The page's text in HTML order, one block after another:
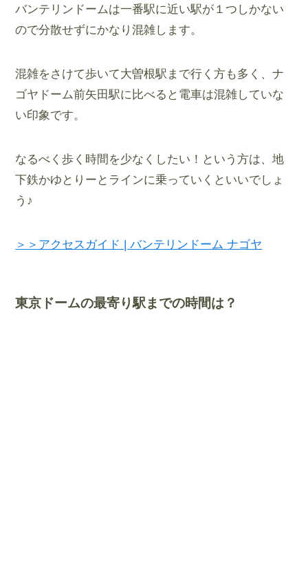
バンテリンドームは一番駅に近い駅が１つしかない
ので分散せずにかなり混雑します。
混雑をさけて歩いて大曽根駅まで行く方も多く、ナ
ゴヤドーム前矢田駅に比べると電車は混雑していな
い印象です。
なるべく歩く時間を少なくしたい！という方は、地
下鉄かゆとりーとラインに乗っていくといいでしょ
う♪
＞＞アクセスガイド | バンテリンドーム ナゴヤ
東京ドームの最寄り駅までの時間は？